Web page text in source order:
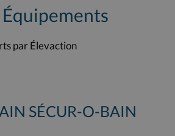
Équipements
par Élevaction
SÉCUR-O-BAIN